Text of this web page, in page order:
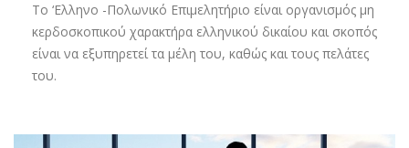
Το ‘Eλληνο -Πολωνικό Επιμελητήριο είναι οργανισμός μη
κερδοσκοπικού χαρακτήρα ελληνικού δικαίου και σκοπός
είναι να εξυπηρετεί τα μέλη του, καθώς και τους πελάτες
του.